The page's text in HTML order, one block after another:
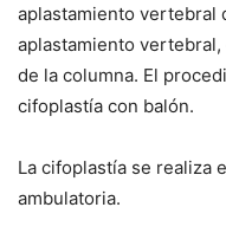
aplastamiento vertebral
aplastamiento
de la columna. El
cifoplastía con balón.
La cifoplastía se realiza
ambulatoria.